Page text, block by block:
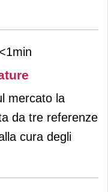
<1min
mercato la
da tre referenze
cura degli